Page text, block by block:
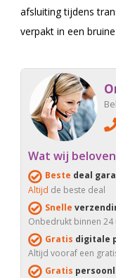
afsluiting tijdens
verpakt in een
Wat wij
Beste deal
Altijd de beste deal
Snelle
Onbedrukt binnen 24
Gratis digitale
Altijd vooraf een
Gratis